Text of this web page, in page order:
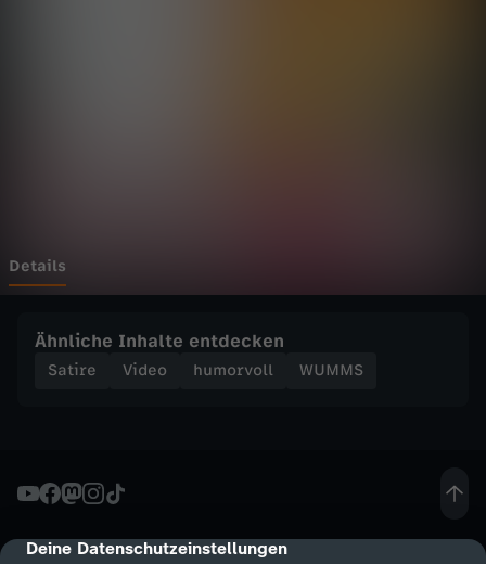
cmp-dialog-description
Deine Datenschutzeinstellungen
r
o
K
r
Details
Ähnliche Inhalte entdecken
Satire Video humorvoll WUMMS